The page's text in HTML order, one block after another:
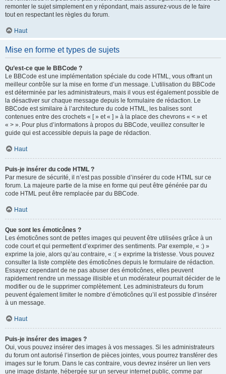
remonter le sujet simplement en y répondant, mais assurez-vous de le faire
tout en respectant les règles du forum.
Haut
Mise en forme et types de sujets
Qu’est-ce que le BBCode ?
Le BBCode est une implémentation spéciale du code HTML, vous offrant un
meilleur contrôle sur la mise en forme d’un message. L’utilisation du BBCode
est déterminée par les administrateurs, mais il vous est également possible de
la désactiver sur chaque message depuis le formulaire de rédaction. Le
BBCode est similaire à l’architecture du code HTML, les balises sont
contenues entre des crochets « [ » et « ] » à la place des chevrons « < » et
« > ». Pour plus d’informations à propos du BBCode, veuillez consulter le
guide qui est accessible depuis la page de rédaction.
Haut
Puis-je insérer du code HTML ?
Par mesure de sécurité, il n’est pas possible d’insérer du code HTML sur ce
forum. La majeure partie de la mise en forme qui peut être générée par du
code HTML peut être remplacée par du BBCode.
Haut
Que sont les émoticônes ?
Les émoticônes sont de petites images qui peuvent être utilisées grâce à un
code court et qui permettent d’exprimer des sentiments. Par exemple, « :) »
exprime la joie, alors qu’au contraire, « :( » exprime la tristesse. Vous pouvez
consulter la liste complète des émoticônes depuis le formulaire de rédaction.
Essayez cependant de ne pas abuser des émoticônes, elles peuvent
rapidement rendre un message illisible et un modérateur pourrait décider de le
modifier ou de le supprimer complètement. Les administrateurs du forum
peuvent également limiter le nombre d’émoticônes qu’il est possible d’insérer
à un message.
Haut
Puis-je insérer des images ?
Oui, vous pouvez insérer des images à vos messages. Si les administrateurs
du forum ont autorisé l’insertion de pièces jointes, vous pourrez transférer des
images sur le forum. Dans le cas contraire, vous devrez insérer un lien vers
une image distante, hébergée sur un serveur internet public, comme par